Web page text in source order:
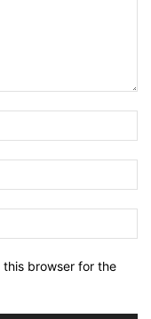
this browser for the